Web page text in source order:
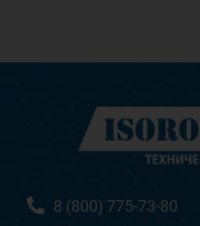
8 (800) 775-73-80